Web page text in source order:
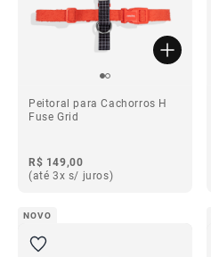
Peitoral para Cachorros H
Fuse Grid
R$ 149,00
(até 3x s/ juros)
NOVO